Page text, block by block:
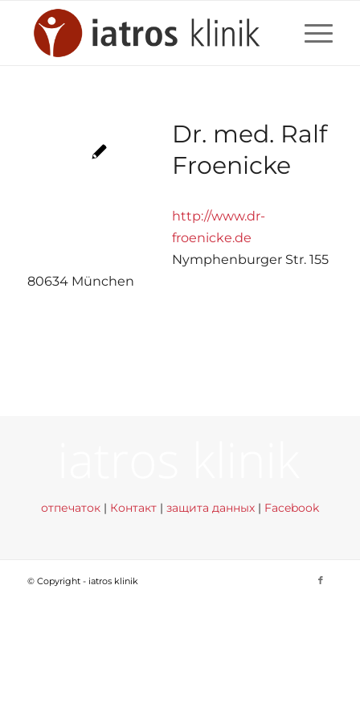
Dr. med. Ralf
Froenicke
http://www.dr-
froenicke.de
Nymphenburger Str. 155
80634 München
отпечаток| Контакт| защита данных| Facebook
© Copyright - iatros klinik